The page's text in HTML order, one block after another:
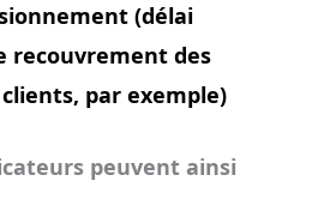
(délai
recouvrement des
par exemple)
peuvent ainsi